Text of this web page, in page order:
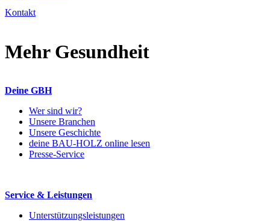
Kontakt
Mehr Gesundheit
Deine GBH
Wer sind wir?
Unsere Branchen
Unsere Geschichte
deine BAU-HOLZ online lesen
Presse-Service
Service & Leistungen
Unterstützungsleistungen